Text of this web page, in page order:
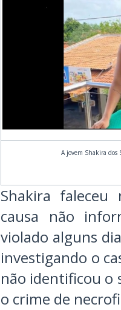
A jovem Shakira dos
Shakira
causa não
violado alguns
investigando o
não identificou o
o crime de